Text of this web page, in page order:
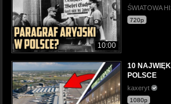
10:00
ŚWIATOWA
720p
10
POLSCE
kaxeryt
1080p